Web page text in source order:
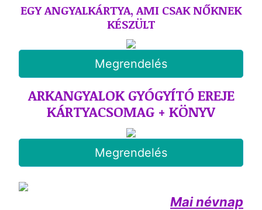
EGY ANGYALKÁRTYA, AMI CSAK NŐKNEK
KÉSZÜLT
Megrendelés
ARKANGYALOK GYÓGYÍTÓ EREJE
KÁRTYACSOMAG + KÖNYV
Megrendelés
Mai névnap